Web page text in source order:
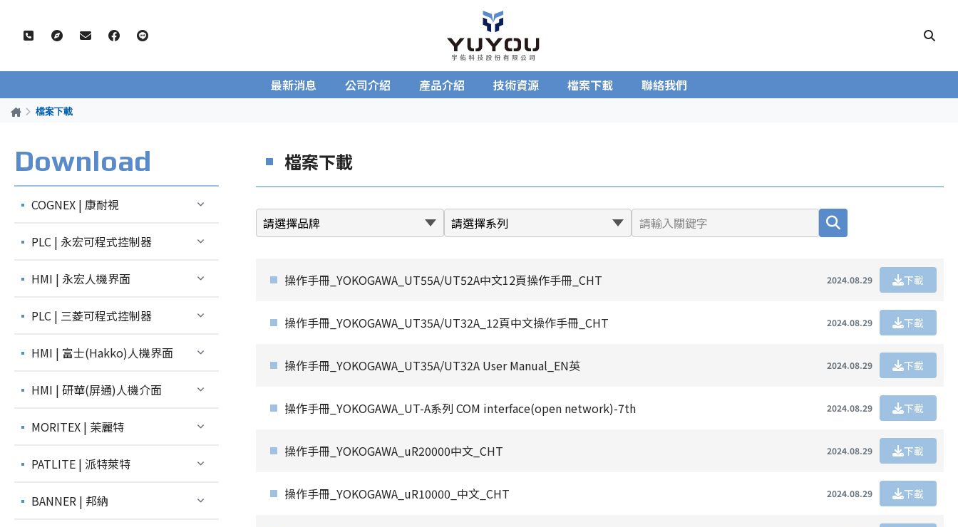
最新消息 公司介紹 產品介紹 技術資源 檔案下載 聯絡我們
檔案下載
Download
COGNEX | 康耐視
PLC | 永宏可程式控制器
HMI | 永宏人機界面
PLC | 三菱可程式控制器
HMI | 富士(Hakko)人機界面
HMI | 研華(屏通)人機介面
MORITEX | 茉麗特
PATLITE | 派特萊特
BANNER | 邦納
檔案下載
操作手冊_YOKOGAWA_UT55A/UT52A中文12頁操作手冊_CHT 2024.08.29 下載
操作手冊_YOKOGAWA_UT35A/UT32A_12頁中文操作手冊_CHT 2024.08.29 下載
操作手冊_YOKOGAWA_UT35A/UT32A User Manual_EN英 2024.08.29 下載
操作手冊_YOKOGAWA_UT-A系列 COM interface(open network)-7th 2024.08.29 下載
操作手冊_YOKOGAWA_uR20000中文_CHT 2024.08.29 下載
操作手冊_YOKOGAWA_uR10000_中文_CHT 2024.08.29 下載